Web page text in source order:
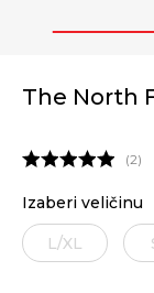
1
The North
2
Izaberi veličinu
L/XL